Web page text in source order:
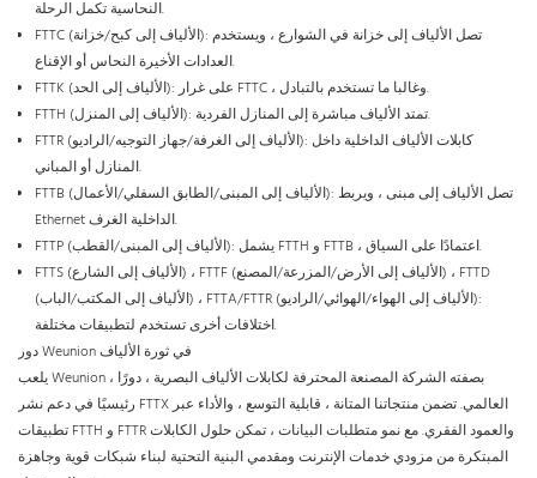
النحاسية تكمل الرحلة.
FTTC (الألياف إلى كبح/خزانة): تصل الألياف إلى خزانة في الشوارع ، ويستخدم
العدادات الأخيرة النحاس أو الإقناع.
FTTK (الألياف إلى الحد): على غرار FTTC ، وغالبا ما تستخدم بالتبادل.
FTTH (الألياف إلى المنزل): تمتد الألياف مباشرة إلى المنازل الفردية.
FTTR (الألياف إلى الغرفة/جهاز التوجيه/الراديو): كابلات الألياف الداخلية داخل
المنازل أو المباني.
FTTB (الألياف إلى المبنى/الطابق السفلي/الأعمال): تصل الألياف إلى مبنى ، ويربط
Ethernet الداخلية الغرف.
FTTP (الألياف إلى المبنى/القطب): يشمل FTTH و FTTB ، اعتمادًا على السياق.
FTTS (الألياف إلى الشارع) ، FTTF (الألياف إلى الأرض/المزرعة/المصنع) ، FTTD
(الألياف إلى المكتب/الباب) ، FTTA/FTTR (الألياف إلى الهواء/الهوائي/الراديو):
اختلافات أخرى تستخدم لتطبيقات مختلفة.
دور Weunion في ثورة الألياف
يلعب Weunion ، بصفته الشركة المصنعة المحترفة لكابلات الألياف البصرية ، دورًا
رئيسيًا في دعم نشر FTTX العالمي. تضمن منتجاتنا المتانة ، قابلية التوسع ، والأداء عبر
تطبيقات FTTH و FTTR والعمود الفقري. مع نمو متطلبات البيانات ، تمكن حلول الكابلات
المبتكرة من مزودي خدمات الإنترنت ومقدمي البنية التحتية لبناء شبكات قوية وجاهزة